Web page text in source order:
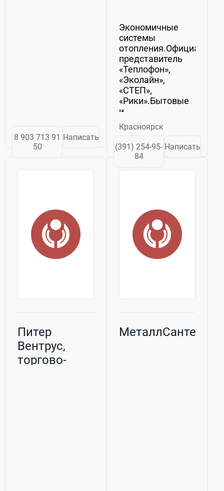
8 903 713 91
50
Написать
Экономичные
системы
представитель
«Теплофон»,
«Эколайн»,
«СТЕП»,
«Рики».Бытовые
и
промышленные,
настенные и
потолочные
инфракрасные
электроконвекторы,
электронные
терморегуляторы,...
Красноярск
(391) 254-95-
84
Написать
Питер
Вентрус,
торгово-